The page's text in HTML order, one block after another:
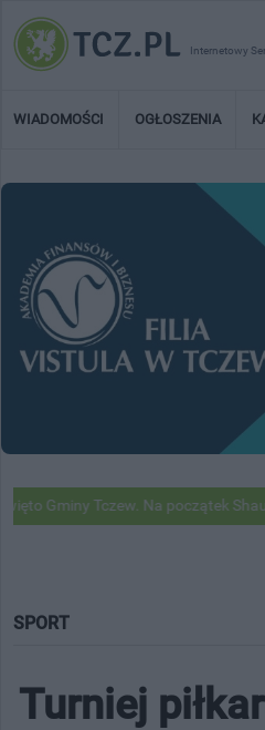
Internetowy
WIADOMOŚCI OGŁOSZENIA
Na początek Shaun Baker &
SPORT
Turniej